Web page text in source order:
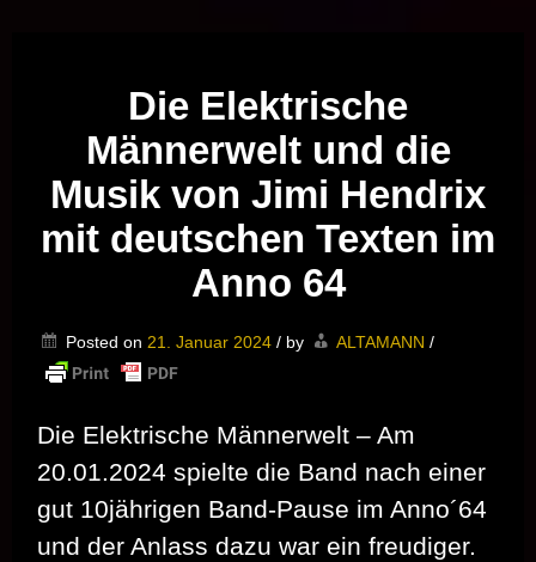
Die Elektrische
Männerwelt und die
Musik von Jimi Hendrix
mit deutschen Texten im
Anno 64
Posted on 21. Januar 2024 / by ALTAMANN /
Die Elektrische Männerwelt – Am
20.01.2024 spielte die Band nach einer
gut 10jährigen Band-Pause im Anno´64
und der Anlass dazu war ein freudiger.